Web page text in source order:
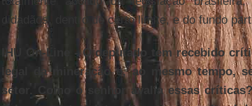
cidadãos, dentro de certo limite, e do fundo
IHU On-Line - O deputado tem recebido
legal da mineração e, ao mesmo tempo,
setor. Como o senhor avalia essas